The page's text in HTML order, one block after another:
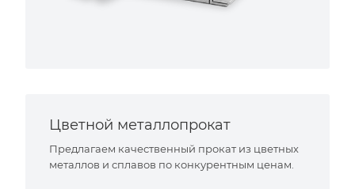
Цветной металлопрокат
Предлагаем качественный прокат из цветных
металлов и сплавов по конкурентным ценам.